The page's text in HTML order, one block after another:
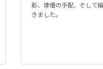
影、俳優の手配、そして
きました。